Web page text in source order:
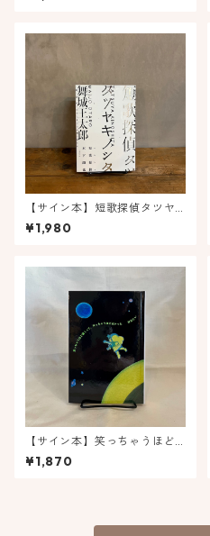
【サイン本】短歌探偵タツヤ
キノシタ
¥1,980
【サイン本】笑っちゃうほど
遠くって、光っちゃうほど近
かった
¥1,870